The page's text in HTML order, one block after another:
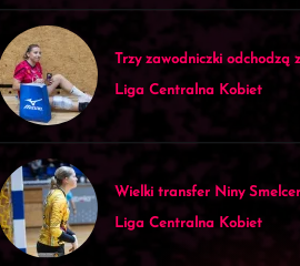
Trzy zawodniczki odchodzą
Liga Centralna Kobiet
Wielki transfer Niny
Liga Centralna Kobiet